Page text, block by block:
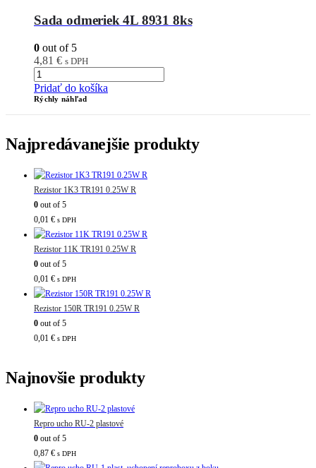
Sada odmeriek 4L 8931 8ks
0 out of 5
4,81 € s DPH
Pridať do košíka
Rýchly náhľad
Najpredávanejšie produkty
Rezistor 1K3 TR191 0.25W R
0 out of 5
0,01 € s DPH
Rezistor 11K TR191 0.25W R
0 out of 5
0,01 € s DPH
Rezistor 150R TR191 0.25W R
0 out of 5
0,01 € s DPH
Najnovšie produkty
Repro ucho RU-2 plastové
0 out of 5
0,87 € s DPH